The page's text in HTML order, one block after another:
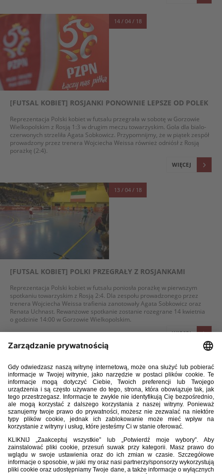
14 / 04 / 18
[FUTSAL KOBIET] ROSJANKI PONOWNIE LEPSZE OD POLEK
Reprezentacja Polski kobiet w futsalu przegrała w sobotę w Gorzowie
Wielkopolskim z Rosją 1:3 w drugim meczu towarzyskim. Gola dla bialo-
czerwonych strzeliła Agata Sobkowicz. Przypomnijmy, że w piątek zespół
prowadzony przez trenera Wojciecha Weissa również odniósł z Rosją
porażkę (2:4).
WIĘCEJ
13 / 04 / 18
[FUTSAL KOBIET] POLKI PRZEGRAŁY Z ROSJANKAMI
Reprezentacja Polski kobiet w futsalu poniosła porażkę w pierwszym
spotkaniu towarzyskim z Rosją 2:4. Dla zespołu prowadzonego przez
trenera Wojciecha Weissa trafienia zanotowały Agata Sobkowicz oraz
Renata Uchnast. Rewanżowe spotkanie zostanie rozegrane 14 kwietnia
o godzinie 14:00 w Gorzowie Wielkopolskim.
WIĘCEJ
DODATKOWE POWOŁANIA DO REPREZENTACJI POLSKI W
FUTSALU KOBIET
Trener reprezentacji Polski w futsalu kobiet Wojciech Weiss powołał do